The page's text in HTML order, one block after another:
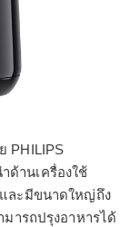
PHILIPS
ด้านเครื่องใช้
ละมีขนาดใหญ่ถึง
ารถปรุงอาหารได้